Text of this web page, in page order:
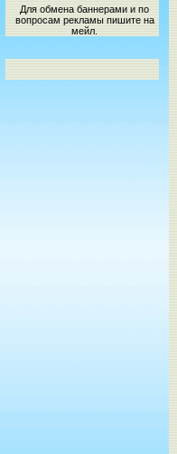
Для обмена баннерами и по
вопросам рекламы пишите на
мейл.